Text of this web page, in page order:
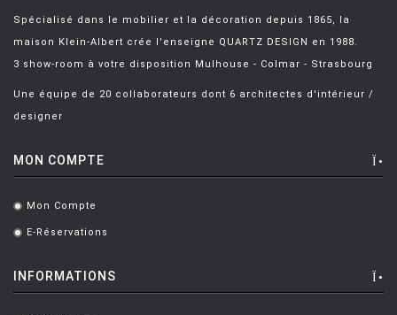
Spécialisé dans le mobilier et la décoration depuis 1865, la
maison Klein-Albert crée l'enseigne QUARTZ DESIGN en 1988.
3 show-room à votre disposition Mulhouse - Colmar - Strasbourg
Une équipe de 20 collaborateurs dont 6 architectes d'intérieur /
designer
MON COMPTE
. Mon Compte
. E-Réservations
INFORMATIONS